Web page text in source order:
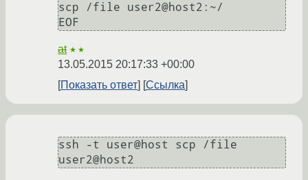
scp /file user2@host2:~/
at ★★
13.05.2015 20:17:33 +00:00
Показать ответ
Ссылка
ssh -t user@host scp /file
user2@host2